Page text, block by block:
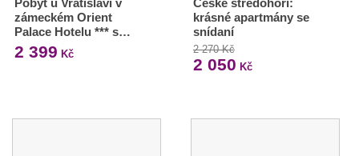
zámeckém Orient
Palace Hotelu *** s…
2 399 Kč
krásné apartmány se
snídaní
2 270 Kč
2 050 Kč